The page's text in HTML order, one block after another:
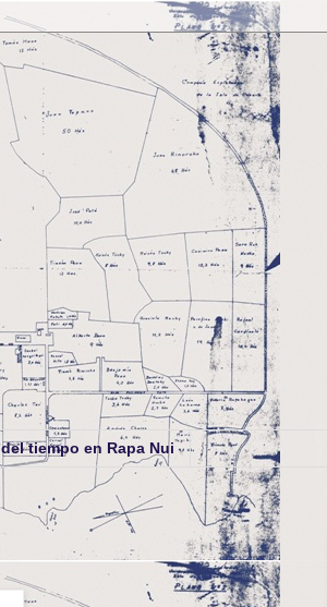
tiempo en Rapa Nui